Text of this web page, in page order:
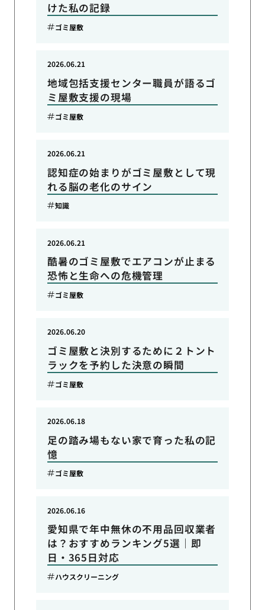
けた私の記録
ゴミ屋敷
地域包括支援センター職員が語るゴ
ミ屋敷支援の現場
2026.06.21
ゴミ屋敷
認知症の始まりがゴミ屋敷として現
れる脳の老化のサイン
2026.06.21
知識
酷暑のゴミ屋敷でエアコンが止まる
恐怖と生命への危機管理
2026.06.21
ゴミ屋敷
ゴミ屋敷と決別するために２トント
ラックを予約した決意の瞬間
2026.06.20
ゴミ屋敷
足の踏み場もない家で育った私の記
憶
2026.06.18
ゴミ屋敷
愛知県で年中無休の不用品回収業者
は？おすすめランキング5選｜即
日・365日対応
2026.06.16
ハウスクリーニング